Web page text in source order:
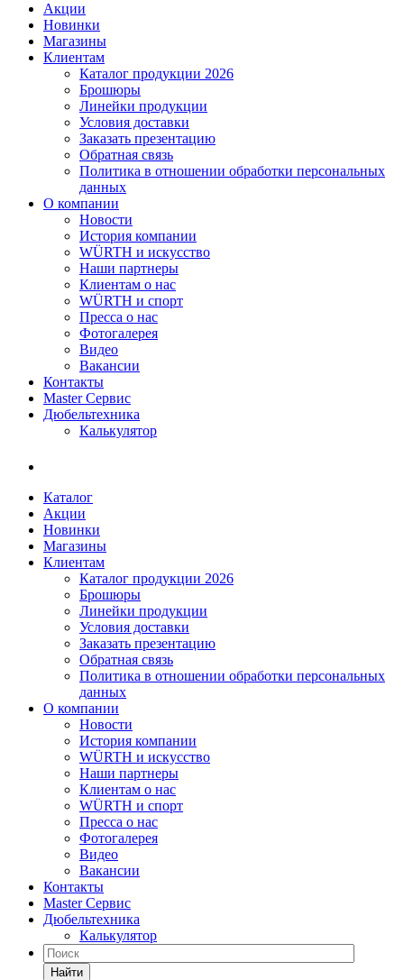
Акции
Новинки
Магазины
Клиентам
Каталог продукции 2026
Брошюры
Линейки продукции
Условия доставки
Заказать презентацию
Обратная связь
Политика в отношении обработки персональных
данных
О компании
Новости
История компании
WÜRTH и искусство
Наши партнеры
Клиентам о нас
WÜRTH и спорт
Пресса о нас
Фотогалерея
Видео
Вакансии
Контакты
Master Сервис
Дюбельтехника
Калькулятор
Каталог
Акции
Новинки
Магазины
Клиентам
Каталог продукции 2026
Брошюры
Линейки продукции
Условия доставки
Заказать презентацию
Обратная связь
Политика в отношении обработки персональных
данных
О компании
Новости
История компании
WÜRTH и искусство
Наши партнеры
Клиентам о нас
WÜRTH и спорт
Пресса о нас
Фотогалерея
Видео
Вакансии
Контакты
Master Сервис
Дюбельтехника
Калькулятор
Найти